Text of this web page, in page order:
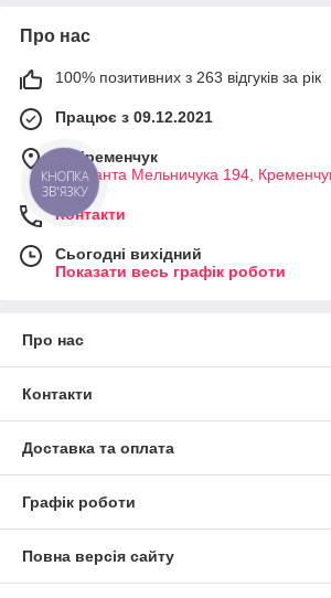
Про нас
100% позитивних з 263 відгуків за рік
Працює з 09.12.2021
м. Кременчук
Сержанта Мельничука 194,
Контакти
Сьогодні вихідний
Показати весь графік роботи
Про нас
Контакти
Доставка та оплата
Графік роботи
Повна версія сайту
КНОПКА
ЗВ'ЯЗКУ